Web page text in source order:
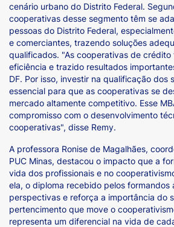
cenário urbano do Distrito Federal.
cooperativas desse segmento têm se
pessoas do Distrito Federal,
e comerciantes, trazendo soluções
qualificados. "As cooperativas de
eficiência e trazido resultados
DF. Por isso, investir na qualificação dos
essencial para que as cooperativas se
mercado altamente competitivo. Esse
compromisso com o desenvolvimento
cooperativas", disse Remy.
A professora Ronise de Magalhães,
PUC Minas, destacou o impacto que a
vida dos profissionais e no
ela, o diploma recebido pelos formandos
perspectivas e reforça a importância do
pertencimento que move o
representa um diferencial na vida de